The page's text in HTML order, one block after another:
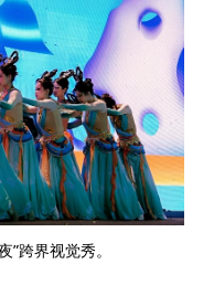
跨界视觉秀。